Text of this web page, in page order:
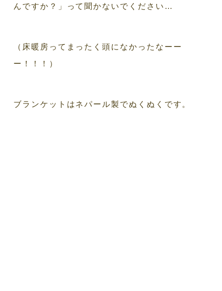
んですか？」って聞かないでください…
（床暖房ってまったく頭になかったなーー
ー！！！）
ブランケットはネパール製でぬくぬくです。